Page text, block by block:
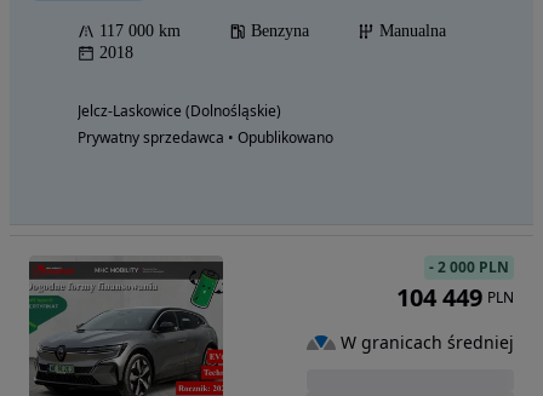
117 000 km Benzyna
Manualna
2018
Jelcz-Laskowice (Dolnośląskie)
Prywatny sprzedawca • Opublikowano
-2 000 PLN
104 449 PLN
W granicach średniej